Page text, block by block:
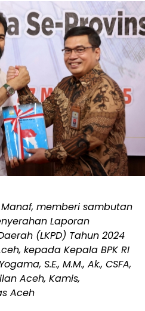
memberi sambutan
Laporan
(LKPD) Tahun 2024
kepada Kepala BPK RI
S.E., M.M., Ak., CSFA,
Aceh, Kamis,
Aceh